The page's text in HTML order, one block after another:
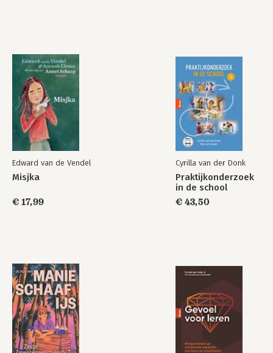
Edward van de Vendel
Misjka
€ 17,99
Cyrilla van der Donk
Praktijkonderzoek
in de school
€ 43,50